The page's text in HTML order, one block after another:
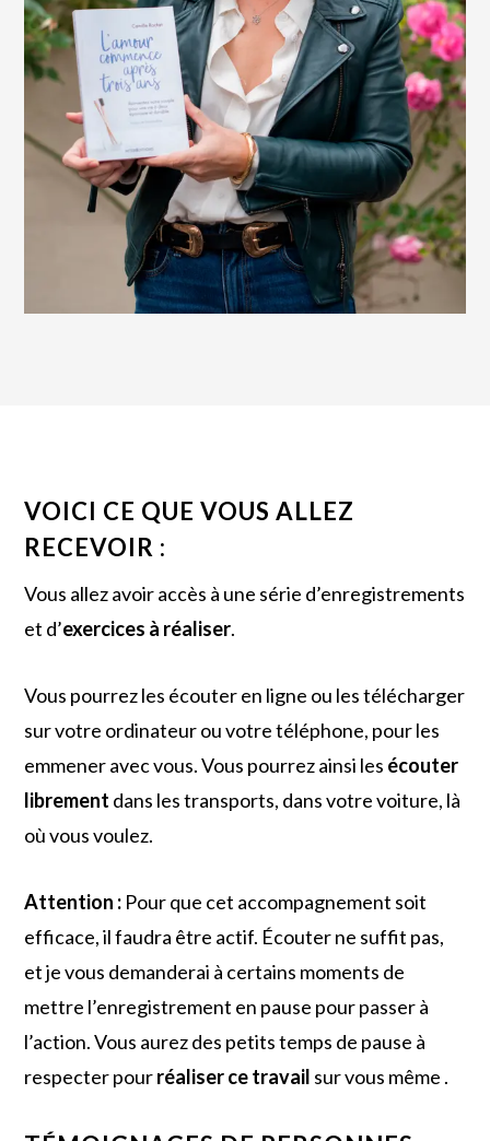
VOICI CE QUE VOUS ALLEZ
RECEVOIR :
Vous allez avoir accès à une série d’enregistrements
et d’exercices à réaliser.
Vous pourrez les écouter en ligne ou les télécharger
sur votre ordinateur ou votre téléphone, pour les
emmener avec vous. Vous pourrez ainsi les écouter
librement dans les transports, dans votre voiture, là
où vous voulez.
Attention : Pour que cet accompagnement soit
efficace, il faudra être actif. Écouter ne suffit pas,
et je vous demanderai à certains moments de
mettre l’enregistrement en pause pour passer à
l’action. Vous aurez des petits temps de pause à
respecter pourréaliser ce travail sur vous même .